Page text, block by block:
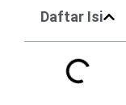
Daftar Isi